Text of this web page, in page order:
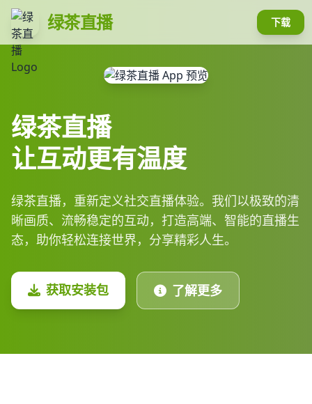
绿茶直播 下载
绿茶直播
让互动更有温度
绿茶直播，重新定义社交直播体验。我们以极致的清
晰画质、流畅稳定的互动，打造高端、智能的直播生
态，助你轻松连接世界，分享精彩人生。
获取安装包 了解更多